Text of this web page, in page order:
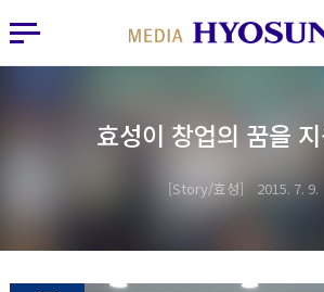
MY FRIEND HYOSUNG
사이드바 열기
효성이 창업의 꿈을
Story/효성 2015. 7. 9.